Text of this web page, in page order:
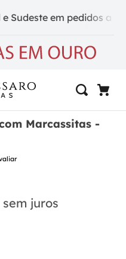
em pedidos a
Marcassitas -
sem juros